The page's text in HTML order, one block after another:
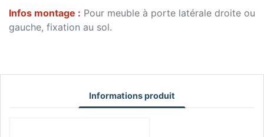
Infos montage : Pour meuble à porte latérale droite ou
gauche, fixation au sol.
Informations produit